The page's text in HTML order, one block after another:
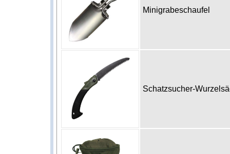
Minigrabeschaufel
Schatzsucher-